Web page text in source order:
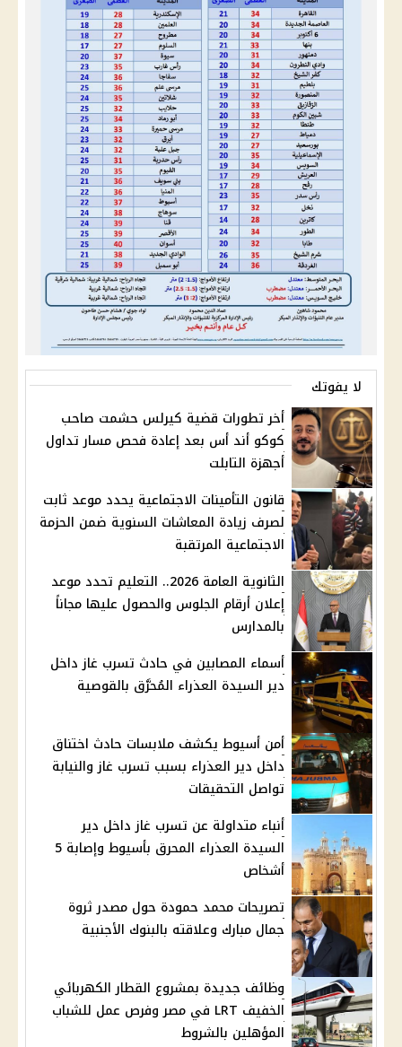
لا يفوتك
أخر تطورات قضية كيرلس حشمت صاحب
كوكو أند أس بعد إعادة فحص مسار تداول
أجهزة التابلت
قانون التأمينات الاجتماعية يحدد موعد ثابت
لصرف زيادة المعاشات السنوية ضمن الحزمة
الاجتماعية المرتقبة
الثانوية العامة 2026.. التعليم تحدد موعد
إعلان أرقام الجلوس والحصول عليها مجاناً
بالمدارس
أسماء المصابين في حادث تسرب غاز داخل
دير السيدة العذراء المُحرَّق بالقوصية
أمن أسيوط يكشف ملابسات حادث اختناق
داخل دير العذراء بسبب تسرب غاز والنيابة
تواصل التحقيقات
أنباء متداولة عن تسرب غاز داخل دير
السيدة العذراء المحرق بأسيوط وإصابة 5
أشخاص
تصريحات محمد حمودة حول مصدر ثروة
جمال مبارك وعلاقته بالبنوك الأجنبية
وظائف جديدة بمشروع القطار الكهربائي
الخفيف LRT في مصر وفرص عمل للشباب
المؤهلين بالشروط